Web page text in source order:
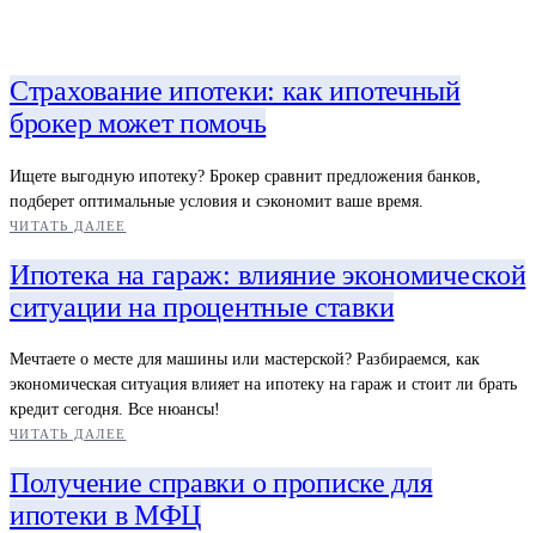
Страхование ипотеки: как ипотечный
брокер может помочь
Ищете выгодную ипотеку? Брокер сравнит предложения банков,
подберет оптимальные условия и сэкономит ваше время.
ЧИТАТЬ ДАЛЕЕ
Ипотека на гараж: влияние экономической
ситуации на процентные ставки
Мечтаете о месте для машины или мастерской? Разбираемся, как
экономическая ситуация влияет на ипотеку на гараж и стоит ли брать
кредит сегодня. Все нюансы!
ЧИТАТЬ ДАЛЕЕ
Получение справки о прописке для
ипотеки в МФЦ